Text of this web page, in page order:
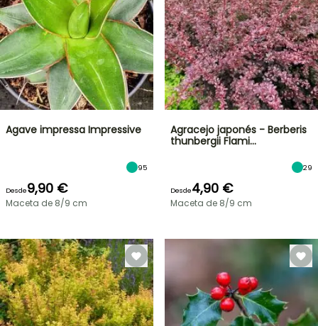
Agave impressa Impressive
95
Desde9,90 €
Maceta de 8/9 cm
Agracejo japonés - Berberis
thunbergii Flami…
29
Desde4,90 €
Maceta de 8/9 cm